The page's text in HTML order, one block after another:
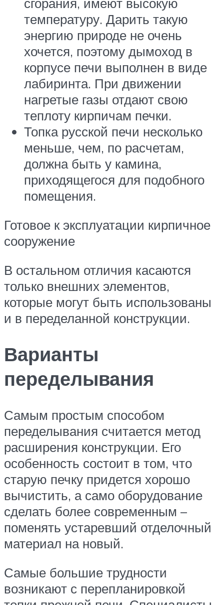
температуру. Дарить такую
энергию природе не очень
хочется, поэтому дымоход в
корпусе печи выполнен в виде
лабиринта. При движении
нагретые газы отдают свою
теплоту кирпичам печки.
Топка русской печи несколько
меньше, чем, по расчетам,
должна быть у камина,
приходящегося для подобного
помещения.
Готовое к эксплуатации кирпичное
сооружение
В остальном отличия касаются
только внешних элементов,
которые могут быть использованы
и в переделанной конструкции.
Варианты
переделывания
Самым простым способом
переделывания считается метод
расширения конструкции. Его
особенность состоит в том, что
старую печку придется хорошо
вычистить, а само оборудование
сделать более современным –
поменять устаревший отделочный
материал на новый.
Самые большие трудности
возникают с перепланировкой